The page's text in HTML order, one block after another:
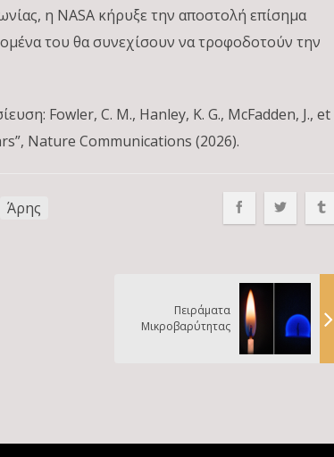
η NASA κήρυξε την αποστολή επίσημα
του θα συνεχίσουν να τροφοδοτούν την
Fowler, C. M., Hanley, K. G., McFadden, J., et
Nature Communications (2026).
Άρης
Πειράματα
Μικροβαρύτητας